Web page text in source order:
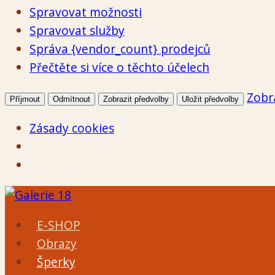
Spravovat možnosti
Spravovat služby
Správa {vendor_count} prodejců
Přečtěte si více o těchto účelech
Příjmout Odmítnout Zobrazit předvolby Uložit předvolby
Zásady cookies
Přeskočit
obsahE-SHOP
Obrazy
Šperky